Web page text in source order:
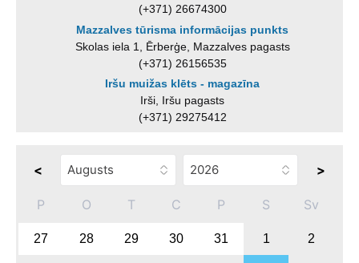
(+371) 26674300
Mazzalves tūrisma informācijas punkts
Skolas iela 1, Ērberģe, Mazzalves pagasts
(+371) 26156535
Iršu muižas klēts - magazīna
Irši, Iršu pagasts
(+371) 29275412
< >
P O T C P S Sv
27 28 29 30 31 1 2